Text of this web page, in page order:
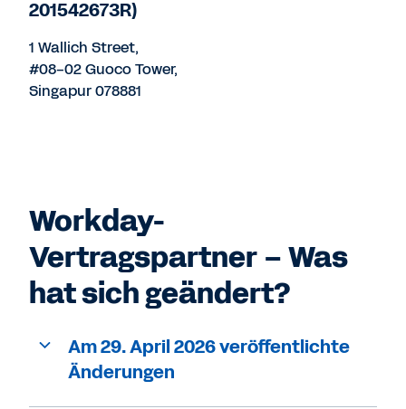
201542673R)
1 Wallich Street,
#08-02 Guoco Tower,
Singapur 078881
Workday-
Vertragspartner – Was
hat sich geändert?
Am 29. April 2026 veröffentlichte
Änderungen